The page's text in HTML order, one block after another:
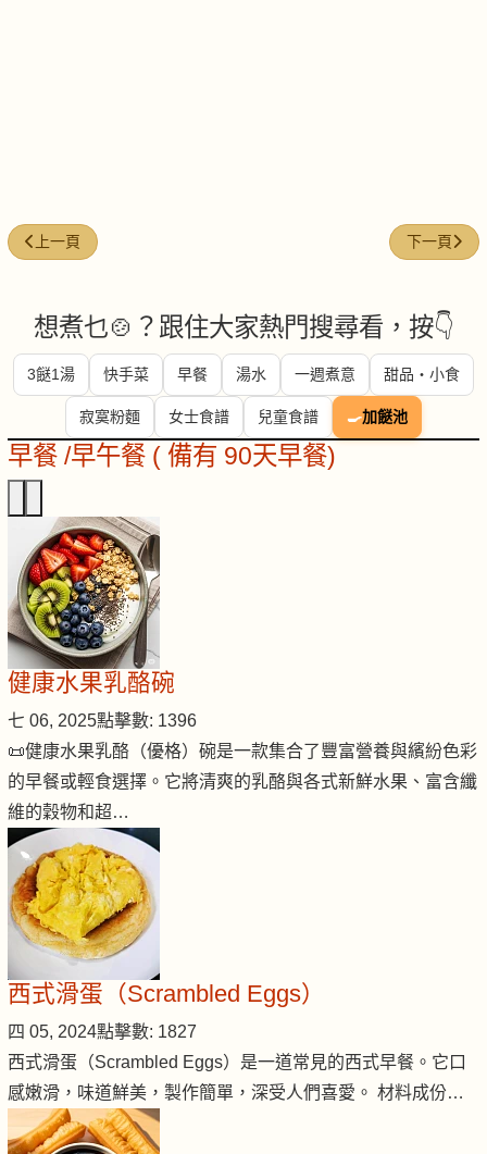
上一篇文章: 每週煮意 (#37)
上一頁 下一篇文
下一頁
想煮乜🍲？跟住大家熱門搜尋看，按👇
3餸1湯 快手菜 早餐 湯水 一週煮意 甜品・小食
寂寞粉麵 女士食譜 兒童食譜 🍳加餸池
早餐 /早午餐 ( 備有 90天早餐)
健康水果乳酪碗
七 06, 2025點擊數: 1396
📜健康水果乳酪（優格）碗是一款集合了豐富營養與繽紛色彩
的早餐或輕食選擇。它將清爽的乳酪與各式新鮮水果、富含纖
維的穀物和超…
西式滑蛋（Scrambled Eggs）
四 05, 2024點擊數: 1827
西式滑蛋（Scrambled Eggs）是一道常見的西式早餐。它口
感嫩滑，味道鮮美，製作簡單，深受人們喜愛。 材料成份…